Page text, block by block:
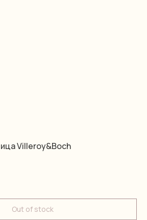
Villeroy&Boch
Out of stock